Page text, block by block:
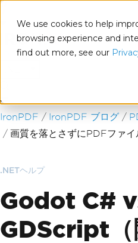
We use cookies to help
browsing experience and
find out more, see our
フッターコンテンツにスキップ
IronPDF IronPDF ブログ
画質を落とさずにPDFファ
.NETヘルプ
Godot C#
GDScript（